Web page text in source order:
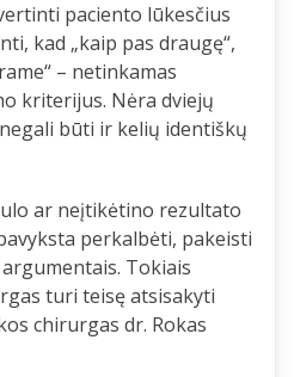
paciento lūkesčius
kad „kaip pas draugę“,
– netinkamas
kriterijus. Nėra dviejų
būti ir kelių identiškų
ar neįtikėtino rezultato
perkalbėti, pakeisti
Tokiais
turi teisę atsisakyti
chirurgas dr. Rokas